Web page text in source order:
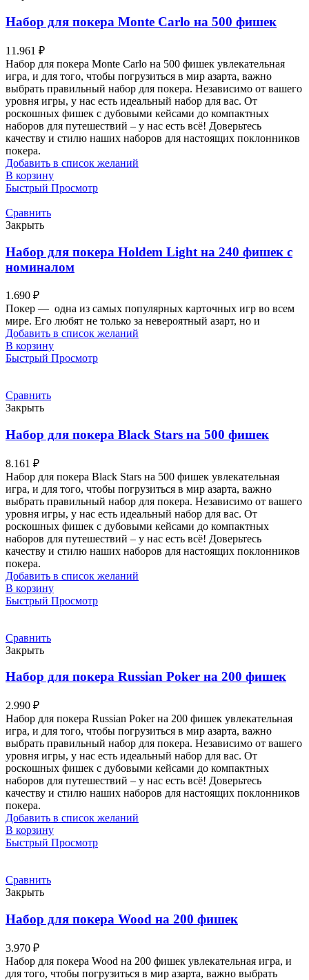
Набор для покера Monte Carlo на 500 фишек
11.961 ₽
Набор для покера Monte Carlo на 500 фишек увлекательная
игра, и для того, чтобы погрузиться в мир азарта, важно
выбрать правильный набор для покера. Независимо от вашего
уровня игры, у нас есть идеальный набор для вас. От
роскошных фишек с дубовыми кейсами до компактных
наборов для путешествий – у нас есть всё! Доверьтесь
качеству и стилю наших наборов для настоящих поклонников
покера.
Добавить в список желаний
В корзину
Быстрый Просмотр
Сравнить
Закрыть
Набор для покера Holdem Light на 240 фишек с
номиналом
1.690 ₽
Покер — одна из самых популярных карточных игр во всем
мире. Его любят не только за невероятный азарт, но и
Добавить в список желаний
В корзину
Быстрый Просмотр
Сравнить
Закрыть
Набор для покера Black Stars на 500 фишек
8.161 ₽
Набор для покера Black Stars на 500 фишек увлекательная
игра, и для того, чтобы погрузиться в мир азарта, важно
выбрать правильный набор для покера. Независимо от вашего
уровня игры, у нас есть идеальный набор для вас. От
роскошных фишек с дубовыми кейсами до компактных
наборов для путешествий – у нас есть всё! Доверьтесь
качеству и стилю наших наборов для настоящих поклонников
покера.
Добавить в список желаний
В корзину
Быстрый Просмотр
Сравнить
Закрыть
Набор для покера Russian Poker на 200 фишек
2.990 ₽
Набор для покера Russian Poker на 200 фишек увлекательная
игра, и для того, чтобы погрузиться в мир азарта, важно
выбрать правильный набор для покера. Независимо от вашего
уровня игры, у нас есть идеальный набор для вас. От
роскошных фишек с дубовыми кейсами до компактных
наборов для путешествий – у нас есть всё! Доверьтесь
качеству и стилю наших наборов для настоящих поклонников
покера.
Добавить в список желаний
В корзину
Быстрый Просмотр
Сравнить
Закрыть
Набор для покера Wood на 200 фишек
3.970 ₽
Набор для покера Wood на 200 фишек увлекательная игра, и
для того, чтобы погрузиться в мир азарта, важно выбрать